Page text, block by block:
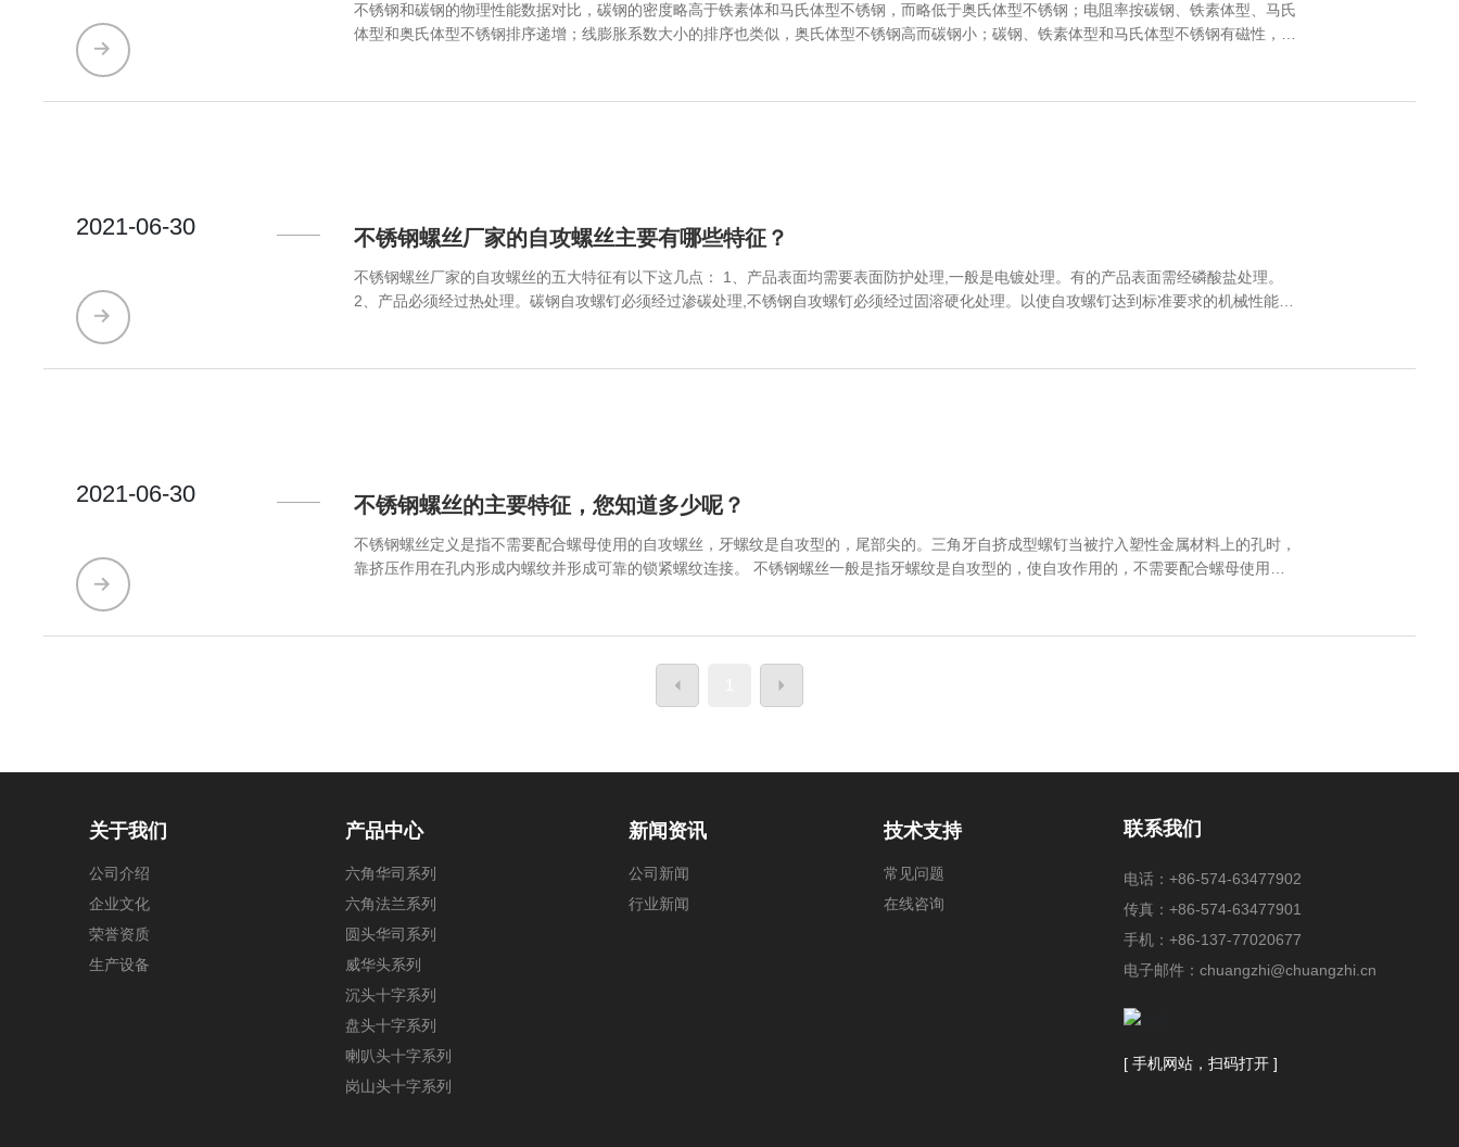
不锈钢和碳钢的物理性能数据对比，碳钢的密度略高于铁素体和马氏体型不锈钢，而略低于奥氏体型不锈钢；电阻率按碳钢、铁素体型、马氏
体型和奥氏体型不锈钢排序递增；线膨胀系数大小的排序也类似，奥氏体型不锈钢高而碳钢小；碳钢、铁素体型和马氏体型不锈钢有磁性，奥
线膨胀系数的数值也相应地提高。 3、低的热导率，约为碳钢的1/3。
2021-06-30 不锈钢螺丝厂家的自攻螺丝主要有哪些特征？
不锈钢螺丝厂家的自攻螺丝的五大特征有以下这几点： 1、产品表面均需要表面防护处理,一般是电镀处理。有的产品表面需经磷酸盐处理。
2、产品必须经过热处理。碳钢自攻螺钉必须经过渗碳处理,不锈钢自攻螺钉必须经过固溶硬化处理。以使自攻螺钉达到标准要求的机械性能和
是自攻螺钉性能要求的一大特点。如表面硬度低,拧不进基体中;如芯部韧性差,一拧就断,也不能使用。所以“内柔外刚”是自攻螺钉满足使用性能
2021-06-30 不锈钢螺丝的主要特征，您知道多少呢？
不锈钢螺丝定义是指不需要配合螺母使用的自攻螺丝，牙螺纹是自攻型的，尾部尖的。三角牙自挤成型螺钉当被拧入塑性金属材料上的孔时，
靠挤压作用在孔内形成内螺纹并形成可靠的锁紧螺纹连接。 不锈钢螺丝一般是指牙螺纹是自攻型的，使自攻作用的，不需要配合螺母使用。
了一大批。不需要出螺母的成本费。
关于我们
公司介绍
企业文化
荣誉资质
生产设备
产品中心
六角华司系列
六角法兰系列
圆头华司系列
威华头系列
沉头十字系列
盘头十字系列
喇叭头十字系列
岗山头十字系列
新闻资讯
公司新闻
行业新闻
技术支持
常见问题
在线咨询
联系我们
电话： +86-574-63477902
传真：+86-574-63477901
手机： +86-137-77020677
电子邮件： chuangzhi@chuangzhi.cn
[ 手机网站，扫码打开 ]